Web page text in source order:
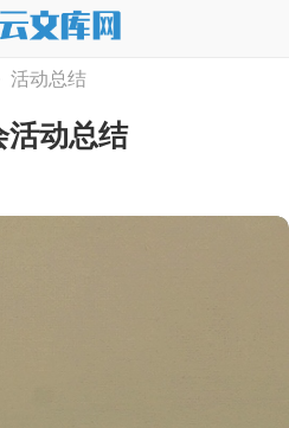
活动总结
活动总结